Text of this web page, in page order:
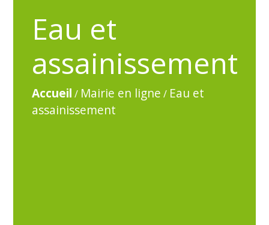
Eau et
assainissement
Accueil / Mairie en ligne / Eau et
assainissement